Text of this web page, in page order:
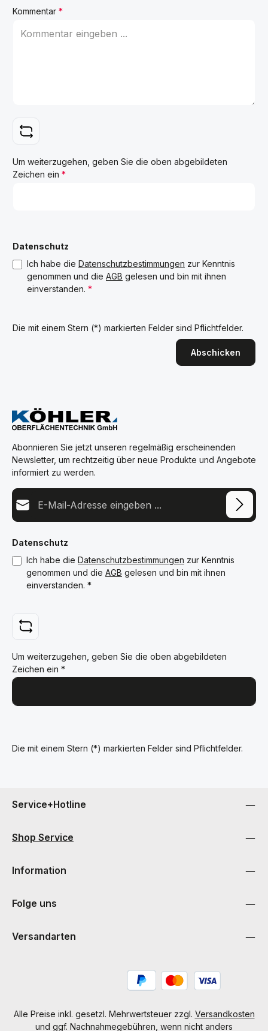
Kommentar *
Um weiterzugehen, geben Sie die oben abgebildeten
Zeichen ein *
Datenschutz
Ich habe die Datenschutzbestimmungen zur Kenntnis
genommen und die AGB gelesen und bin mit ihnen
einverstanden. *
Die mit einem Stern (*) markierten Felder sind Pflichtfelder.
Abschicken
Abonnieren Sie jetzt unseren regelmäßig erscheinenden
Newsletter, um rechtzeitig über neue Produkte und Angebote
informiert zu werden.
E-Mail-Adresse*
Datenschutz
Ich habe die Datenschutzbestimmungen zur Kenntnis
genommen und die AGB gelesen und bin mit ihnen
einverstanden. *
Um weiterzugehen, geben Sie die oben abgebildeten
Zeichen ein *
Die mit einem Stern (*) markierten Felder sind Pflichtfelder.
Service+Hotline
Shop Service
Information
Folge uns
Versandarten
Alle Preise inkl. gesetzl. Mehrwertsteuer zzgl. Versandkosten
und ggf. Nachnahmegebühren, wenn nicht anders